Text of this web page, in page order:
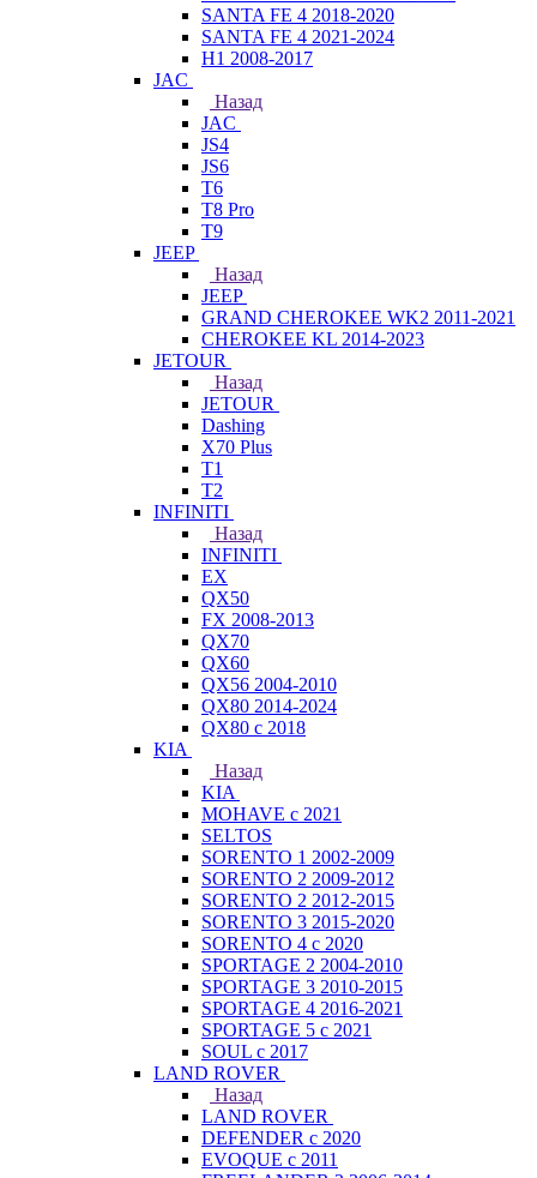
SANTA FE 4 2018-2020
SANTA FE 4 2021-2024
H1 2008-2017
JAC
Назад
JAC
JS4
JS6
T6
T8 Pro
T9
JEEP
Назад
JEEP
GRAND CHEROKEE WK2 2011-2021
CHEROKEE KL 2014-2023
JETOUR
Назад
JETOUR
Dashing
X70 Plus
T1
T2
INFINITI
Назад
INFINITI
EX
QX50
FX 2008-2013
QX70
QX60
QX56 2004-2010
QX80 2014-2024
QX80 c 2018
KIA
Назад
KIA
MOHAVE с 2021
SELTOS
SORENTO 1 2002-2009
SORENTO 2 2009-2012
SORENTO 2 2012-2015
SORENTO 3 2015-2020
SORENTO 4 с 2020
SPORTAGE 2 2004-2010
SPORTAGE 3 2010-2015
SPORTAGE 4 2016-2021
SPORTAGE 5 с 2021
SOUL с 2017
LAND ROVER
Назад
LAND ROVER
DEFENDER с 2020
EVOQUE с 2011